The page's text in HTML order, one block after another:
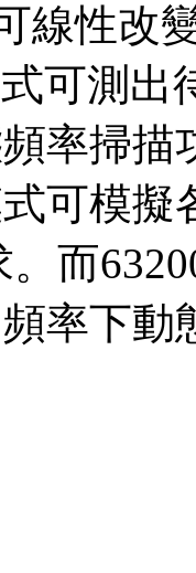
線性改
可測
率掃描
可模擬
而
率下